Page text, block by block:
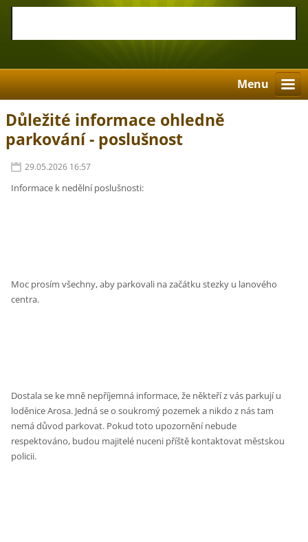
Menu
Důležité informace ohledně
parkování - poslušnost
29.05.2026 16:57
Informace k nedělní poslušnosti:
Moc prosím všechny, aby parkovali na začátku stezky u lanového
centra.
Dostala se ke mně nepříjemná informace, že někteří z vás parkují u
loděnice Arosa. Jedná se o soukromý pozemek a nikdo z nás tam
nemá důvod parkovat. Pokud toto upozornění nebude
respektováno, budou majitelé nuceni příště kontaktovat městskou
policii.